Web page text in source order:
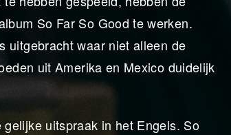
So Far So Good te werken.
uitgebracht waar niet alleen de
uit Amerika en Mexico duidelijk
uitspraak in het Engels. So